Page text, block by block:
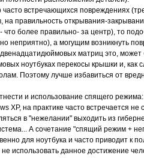
часто встречающихся повреждениях
правильность открывания-
что более правильно- за центр), то
неприятно), а могущим возникнуть
матриц это,
ноутбуках перекосы крышки и, как
Поэтому лучше избавиться от
и использование спящего
XP, на практике часто встречается
в "нежелании" выходить из
А сочетание "спящий режим +
для ноутбука и часто приводит к
использовать данное достижение